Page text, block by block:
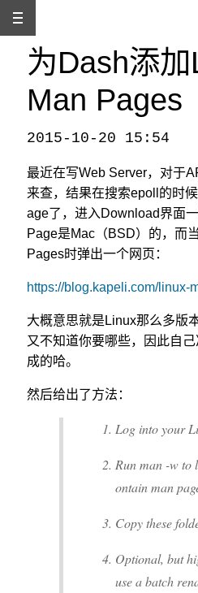
为Dash添
Man Pages
2015-10-20 15:54
最近在写Web Server，对于
来查，结果在搜索epoll的时
age了，进入Download界面
Page是Mac（BSD）的，而
Pages时弹出一个网页：
https://blog.kapeli.com/linux-
大概意思就是Linux那么多版
又不知道你要哪些，因此自
成的哈。
然后给出了方法：
Log into your
Run man -w to
ontain man
Copy these
Optional, but
use a batch